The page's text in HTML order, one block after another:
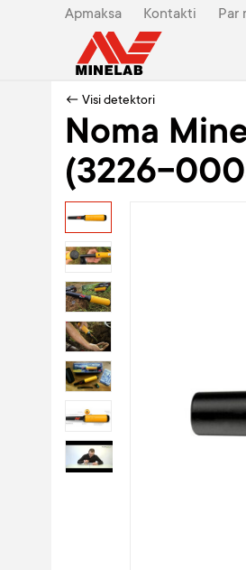
Apmaksa Kontakti Par
← Visi detektori
Noma
(3226-